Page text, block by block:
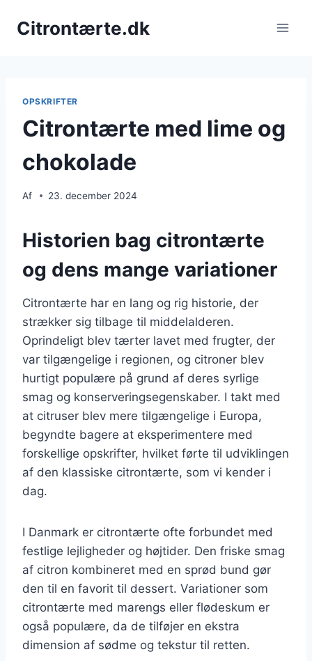
Citrontærte.dk
OPSKRIFTER
Citrontærte med lime og
chokolade
Af 23. december 2024
Historien bag citrontærte
og dens mange variationer
Citrontærte har en lang og rig historie, der
strækker sig tilbage til middelalderen.
Oprindeligt blev tærter lavet med frugter, der
var tilgængelige i regionen, og citroner blev
hurtigt populære på grund af deres syrlige
smag og konserveringsegenskaber. I takt med
at citruser blev mere tilgængelige i Europa,
begyndte bagere at eksperimentere med
forskellige opskrifter, hvilket førte til udviklingen
af den klassiske citrontærte, som vi kender i
dag.
I Danmark er citrontærte ofte forbundet med
festlige lejligheder og højtider. Den friske smag
af citron kombineret med en sprød bund gør
den til en favorit til dessert. Variationer som
citrontærte med marengs eller flødeskum er
også populære, da de tilføjer en ekstra
dimension af sødme og tekstur til retten.